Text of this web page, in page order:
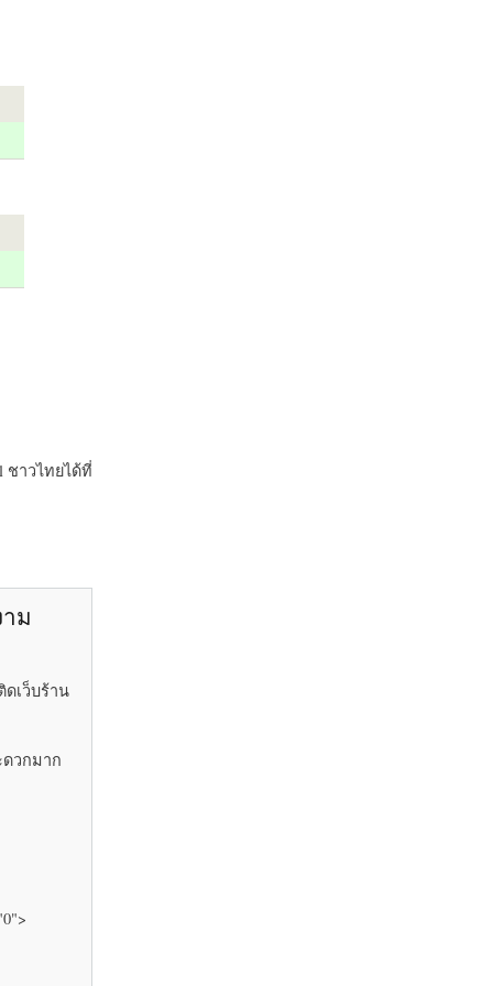
ชาวไทยได้ที่
ม
เว็บร้าน
ดวกมาก